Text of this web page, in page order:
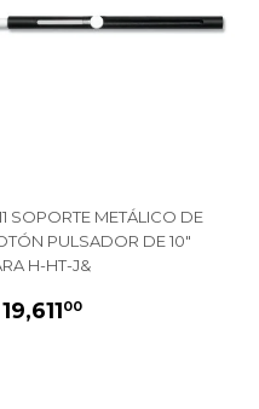
SOPORTE METÁLICO DE
PULSADOR DE 10"
H-HT-J&
00